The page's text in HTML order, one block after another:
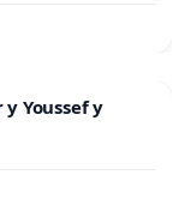
Youssef y